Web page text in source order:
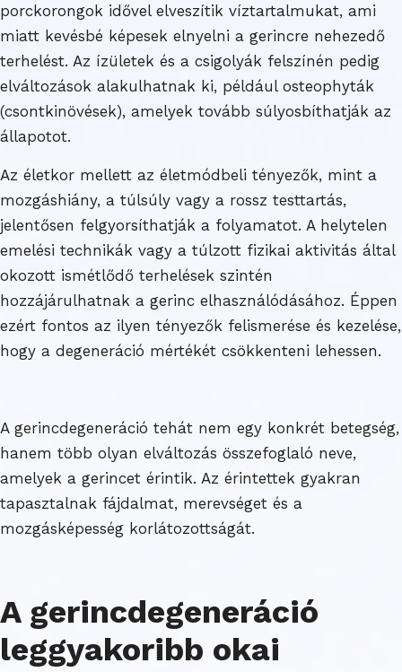
porckorongok idővel elveszítik víztartalmukat, ami
miatt kevésbé képesek elnyelni a gerincre nehezedő
terhelést. Az ízületek és a csigolyák felszínén pedig
elváltozások alakulhatnak ki, például osteophyták
(csontkinövések), amelyek tovább súlyosbíthatják az
állapotot.
Az életkor mellett az életmódbeli tényezők, mint a
mozgáshiány, a túlsúly vagy a rossz testtartás,
jelentősen felgyorsíthatják a folyamatot. A helytelen
emelési technikák vagy a túlzott fizikai aktivitás által
okozott ismétlődő terhelések szintén
hozzájárulhatnak a gerinc elhasználódásához. Éppen
ezért fontos az ilyen tényezők felismerése és kezelése,
hogy a degeneráció mértékét csökkenteni lehessen.
A gerincdegeneráció tehát nem egy konkrét betegség,
hanem több olyan elváltozás összefoglaló neve,
amelyek a gerincet érintik. Az érintettek gyakran
tapasztalnak fájdalmat, merevséget és a
mozgásképesség korlátozottságát.
A gerincdegeneráció
leggyakoribb okai